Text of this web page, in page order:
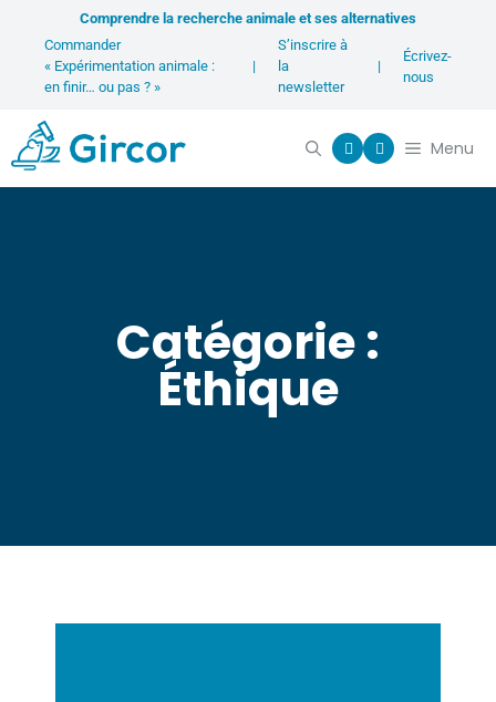
Comprendre la recherche animale et ses alternatives
Commander
« Expérimentation animale :
en finir… ou pas ? »
|
S’inscrire à
la
newsletter
|
Écrivez-
nous
Menu
Catégorie :
Éthique